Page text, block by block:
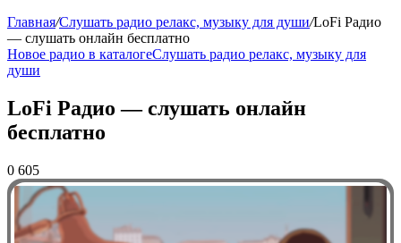
Главная/Слушать радио релакс, музыку для души/LoFi Радио
— слушать онлайн бесплатно
Новое радио в каталогеСлушать радио релакс, музыку для
души
LoFi Радио — слушать онлайн
бесплатно
0 605